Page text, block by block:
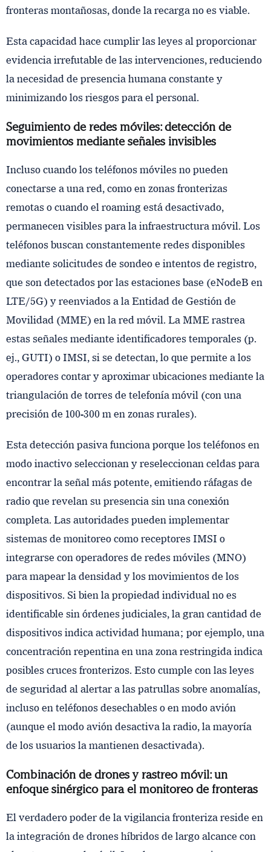
fronteras montañosas, donde la recarga no es viable.
Esta capacidad hace cumplir las leyes al proporcionar
evidencia irrefutable de las intervenciones, reduciendo
la necesidad de presencia humana constante y
minimizando los riesgos para el personal.
Seguimiento de redes móviles: detección de
movimientos mediante señales invisibles
Incluso cuando los teléfonos móviles no pueden
conectarse a una red, como en zonas fronterizas
remotas o cuando el roaming está desactivado,
permanecen visibles para la infraestructura móvil. Los
teléfonos buscan constantemente redes disponibles
mediante solicitudes de sondeo e intentos de registro,
que son detectados por las estaciones base (eNodeB en
LTE/5G) y reenviados a la Entidad de Gestión de
Movilidad (MME) en la red móvil. La MME rastrea
estas señales mediante identificadores temporales (p.
ej., GUTI) o IMSI, si se detectan, lo que permite a los
operadores contar y aproximar ubicaciones mediante la
triangulación de torres de telefonía móvil (con una
precisión de 100-300 m en zonas rurales).
Esta detección pasiva funciona porque los teléfonos en
modo inactivo seleccionan y reseleccionan celdas para
encontrar la señal más potente, emitiendo ráfagas de
radio que revelan su presencia sin una conexión
completa. Las autoridades pueden implementar
sistemas de monitoreo como receptores IMSI o
integrarse con operadores de redes móviles (MNO)
para mapear la densidad y los movimientos de los
dispositivos. Si bien la propiedad individual no es
identificable sin órdenes judiciales, la gran cantidad de
dispositivos indica actividad humana; por ejemplo, una
concentración repentina en una zona restringida indica
posibles cruces fronterizos. Esto cumple con las leyes
de seguridad al alertar a las patrullas sobre anomalías,
incluso en teléfonos desechables o en modo avión
(aunque el modo avión desactiva la radio, la mayoría
de los usuarios la mantienen desactivada).
Combinación de drones y rastreo móvil: un
enfoque sinérgico para el monitoreo de fronteras
El verdadero poder de la vigilancia fronteriza reside en
la integración de drones híbridos de largo alcance con